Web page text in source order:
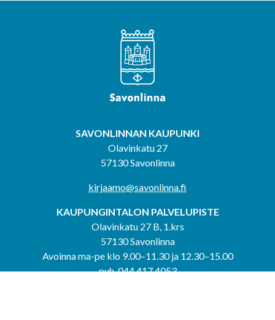
SAVONLINNAN KAUPUNKI
Olavinkatu 27
57130 Savonlinna
kirjaamo@savonlinna.fi
KAUPUNGINTALON PALVELUPISTE
Olavinkatu 27 B, 1.krs
57130 Savonlinna
Avoinna ma-pe klo 9.00–11.30 ja 12.30–15.00
puh. 044 417 4053